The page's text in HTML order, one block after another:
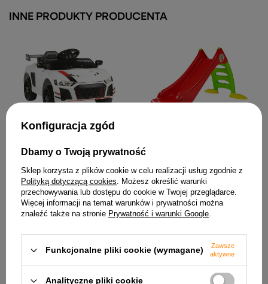
INNE PRODUKTY PRODUCENTA
Pojazd na akumulator 915
438,94 zł
160,09 zł
Konfiguracja zgód
Dbamy o Twoją prywatność
Sklep korzysta z plików cookie w celu realizacji usług zgodnie z
Polityką dotyczącą cookies. Możesz określić warunki
przechowywania lub dostępu do cookie w Twojej przeglądarce.
Więcej informacji na temat warunków i prywatności można
znaleźć także na stronie Prywatność i warunki Google.
Funkcjonalne pliki cookie (wymagane)
Zawsze
aktywne
Analityczne pliki cookie